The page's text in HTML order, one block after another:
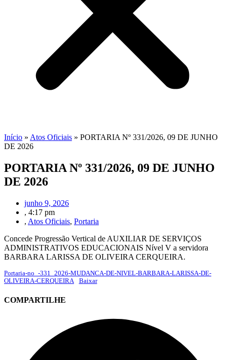
Início » Atos Oficiais » PORTARIA Nº 331/2026, 09 DE JUNHO
DE 2026
PORTARIA Nº 331/2026, 09 DE JUNHO
DE 2026
junho 9, 2026
, 4:17 pm
, Atos Oficiais, Portaria
Concede Progressão Vertical de AUXILIAR DE SERVIÇOS
ADMINISTRATIVOS EDUCACIONAIS Nível V a servidora
BARBARA LARISSA DE OLIVEIRA CERQUEIRA.
Portaria-no_-331_2026-MUDANCA-DE-NIVEL-BARBARA-LARISSA-DE-
OLIVEIRA-CERQUEIRA
Baixar
COMPARTILHE